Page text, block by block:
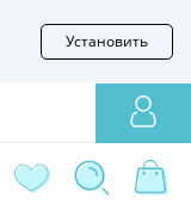
Установить